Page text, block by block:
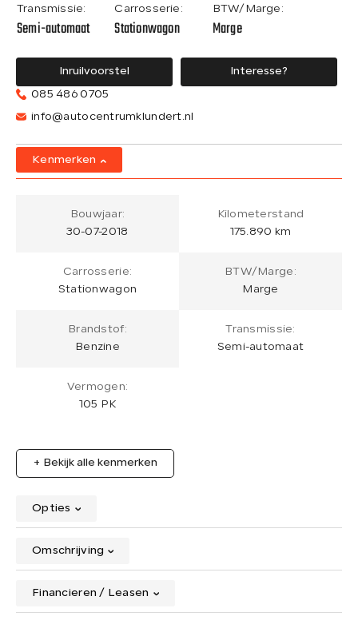
Transmissie:
Semi-automaat
Carrosserie:
Stationwagon
BTW/Marge:
Marge
Inruilvoorstel
Interesse?
085 486 0705
info@autocentrumklundert.nl
Kenmerken
Bouwjaar:
30-07-2018
Kilometerstand
175.890 km
Carrosserie:
Stationwagon
BTW/Marge:
Marge
Brandstof:
Benzine
Transmissie:
Semi-automaat
Vermogen:
105 PK
+ Bekijk alle kenmerken
Opties
Omschrijving
Financieren / Leasen